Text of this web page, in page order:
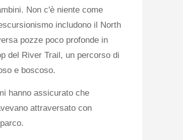
Non c'è niente come
includono il North
pozze poco profonde in
del River Trail, un percorso di
e boscoso.
hanno assicurato che
attraversato con